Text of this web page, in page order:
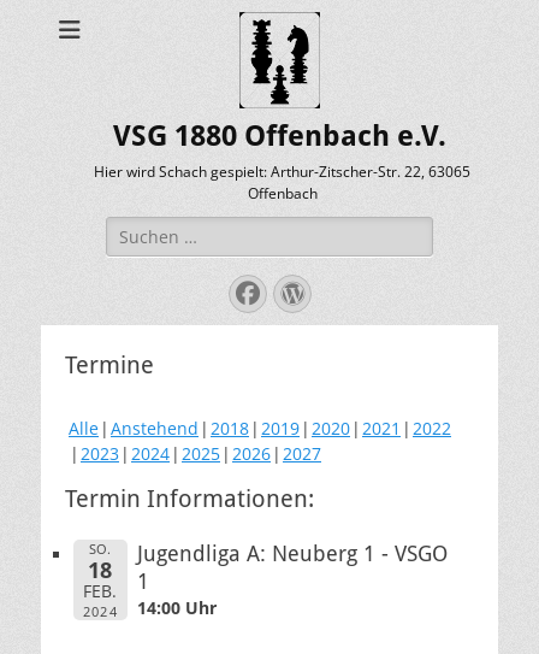
VSG 1880 Offenbach e.V.
Hier wird Schach gespielt: Arthur-Zitscher-Str. 22, 63065
Offenbach
Suche
nach:
Facebook
WordPress
Termine
Alle Anstehend 2018 2019 2020 2021
2022
2023 2024 2025 2026 2027
Termin Informationen:
SO.
18
FEB.
2024
Jugendliga A: Neuberg 1 - VSGO
1
14:00 Uhr